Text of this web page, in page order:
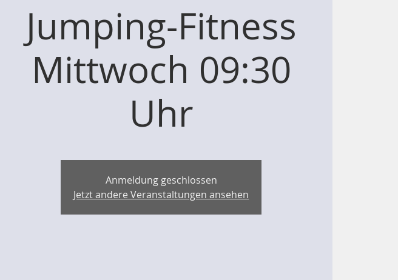
Jumping-Fitness
Mittwoch 09:30
Uhr
Anmeldung geschlossen
Jetzt andere Veranstaltungen ansehen